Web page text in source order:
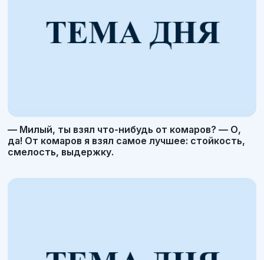
— Милый, ты взял что-нибудь от комаров? — О,
да! От комаров я взял самое лучшее: стойкость,
смелость, выдержку.